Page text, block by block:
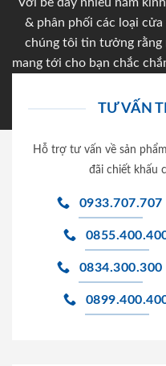
Với bề dày nhiều năm
& phân phối các loại
chúng tôi tin tưởng rằng
mang tới cho bạn chắc
TƯ VẤN
Hỗ trợ tư vấn về sản
đãi chiết khấu
0933.707.707
0834.300.300